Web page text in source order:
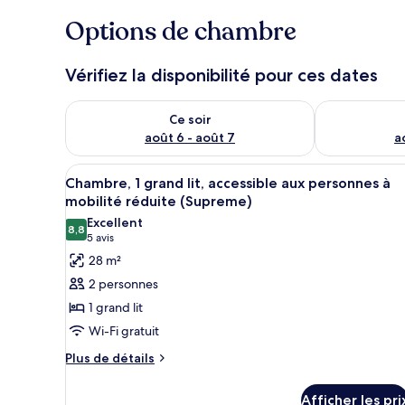
Options de chambre
Vérifiez la disponibilité pour ces dates
Ce soir
août 6 - août 7
Vérifier la disponibilité pour ce soir août 6 - août 7
Vérifier la
Afficher
toutes
les
photos
pour
ce
type
de
chambre :
Chambre,
Une chambre d’hôtel
6
Chambre, 1 grand lit, accessible aux personnes à
mobilité réduite (Supreme)
8,88,8 sur 10
Excellent
5 avis
(5 avis)
28 m²
2 personnes
1 grand lit
Wi-Fi gratuit
Plus de détails
Plus
Afficher les